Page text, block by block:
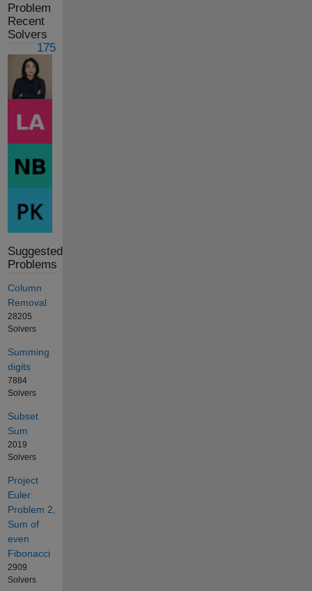
Problem
Recent
Solvers
175
Suggested
Problems
Column
Removal
28205
Solvers
Summing
digits
7884
Solvers
Subset
Sum
2019
Solvers
Project
Euler:
Problem 2,
Sum of
even
Fibonacci
2909
Solvers